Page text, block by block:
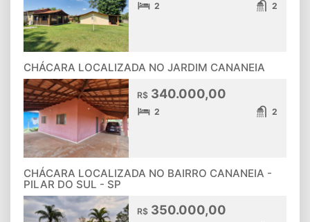
2 2
CHÁCARA LOCALIZADA NO JARDIM CANANEIA
R$ 340.000,00
2 2
CHÁCARA LOCALIZADA NO BAIRRO CANANEIA -
PILAR DO SUL - SP
R$ 350.000,00